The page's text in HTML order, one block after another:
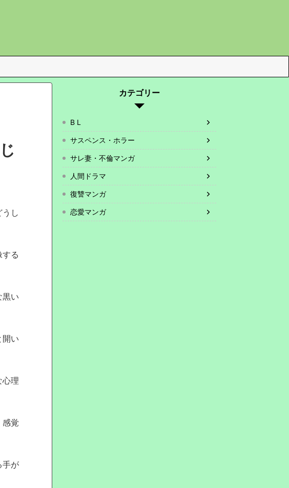
し
る
黒い
開い
心理
感覚
手が
カテゴリー
B L
サスペンス・ホラー
サレ妻・不倫マンガ
人間ドラマ
復讐マンガ
恋愛マンガ